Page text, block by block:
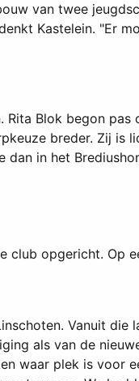
van twee
Kastelein. "Er
Blok begon
breder. Zij is
dan in het
club opgericht. Op
Vanuit
als van de
waar plek is voor